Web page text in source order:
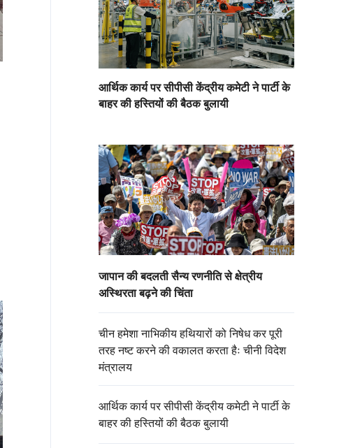
आर्थिक कार्य पर सीपीसी केंद्रीय कमेटी ने पार्टी के
बाहर की हस्तियों की बैठक बुलायी
जापान की बदलती सैन्य रणनीति से क्षेत्रीय
अस्थिरता बढ़ने की चिंता
चीन हमेशा नाभिकीय हथियारों को निषेध कर पूरी
तरह नष्ट करने की वकालत करता हैः चीनी विदेश
मंत्रालय
आर्थिक कार्य पर सीपीसी केंद्रीय कमेटी ने पार्टी के
बाहर की हस्तियों की बैठक बुलायी